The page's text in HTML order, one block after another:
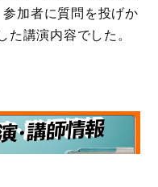
加者に質問を投げか
た講演内容でした。